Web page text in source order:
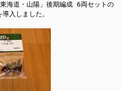
海道・山陽」後期編成 6両セットの
入しました。